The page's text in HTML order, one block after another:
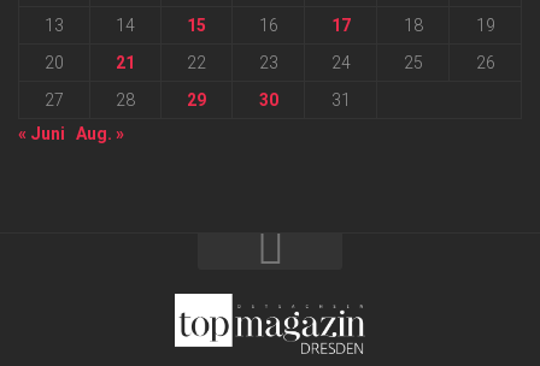
13
14 15 16 17 18
19
20
21 22 23 24 25
26
27
28 29 30
31
« Juni
Aug. »